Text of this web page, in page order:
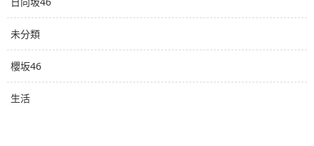
未分類
櫻坂46
生活